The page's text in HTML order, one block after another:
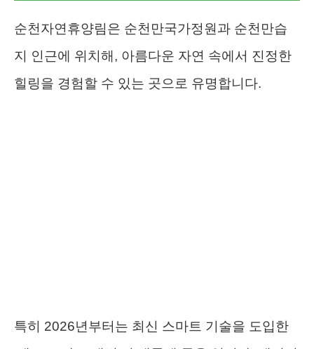
순천자연휴양림은 순천만국가정원과 순천만습
지 인근에 위치해, 아름다운 자연 속에서 진정한
힐링을 경험할 수 있는 곳으로 유명합니다.
특히 2026년부터는 최신 스마트 기술을 도입한